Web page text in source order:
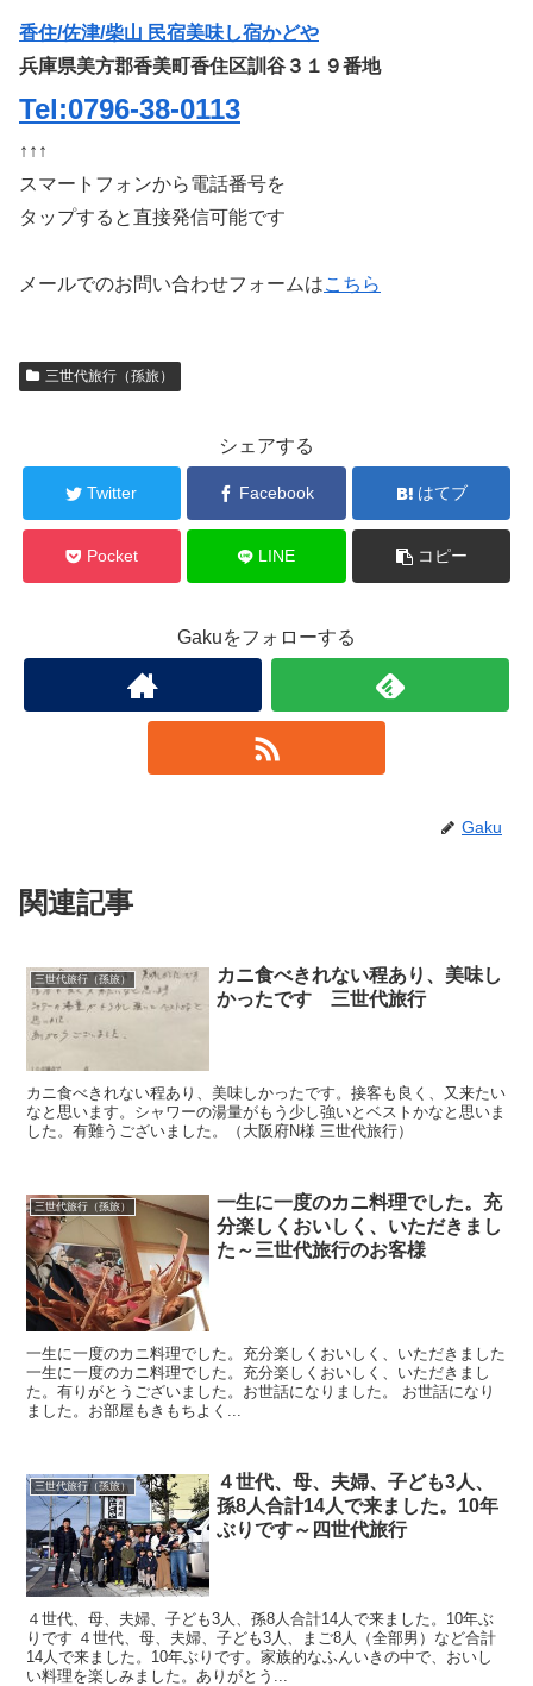
香住/佐津/柴山 民宿美味し宿かどや
兵庫県美方郡香美町香住区訓谷３１９番地
Tel:0796-38-0113
↑↑↑
スマートフォンから電話番号を
タップすると直接発信可能です
メールでのお問い合わせフォームはこちら
三世代旅行（孫旅）
シェアする
Twitter Facebook はてブ
Pocket LINE コピー
Gakuをフォローする
Gaku
関連記事
三世代旅行（孫旅）
カニ食べきれない程あり、美味し
かったです 三世代旅行
カニ食べきれない程あり、美味しかったです。接客も良く、又来たい
なと思います。シャワーの湯量がもう少し強いとベストかなと思いま
した。有難うございました。（大阪府N様 三世代旅行）
三世代旅行（孫旅）
一生に一度のカニ料理でした。充
分楽しくおいしく、いただきまし
た～三世代旅行のお客様
一生に一度のカニ料理でした。充分楽しくおいしく、いただきました
一生に一度のカニ料理でした。充分楽しくおいしく、いただきまし
た。有りがとうございました。お世話になりました。 お世話になり
ました。お部屋もきもちよく...
三世代旅行（孫旅）
４世代、母、夫婦、子ども3人、
孫8人合計14人で来ました。10年
ぶりです～四世代旅行
４世代、母、夫婦、子ども3人、孫8人合計14人で来ました。10年ぶ
りです ４世代、母、夫婦、子ども3人、まご8人（全部男）など合計
14人で来ました。10年ぶりです。家族的なふんいきの中で、おいし
い料理を楽しみました。ありがとう...